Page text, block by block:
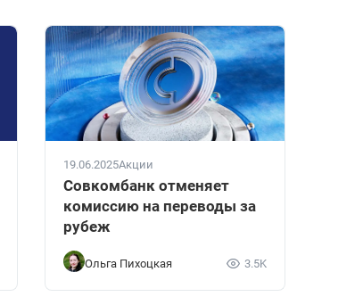
19.06.2025Акции
Совкомбанк отменяет
комиссию на переводы за
рубеж
Ольга Пихоцкая 3.5K